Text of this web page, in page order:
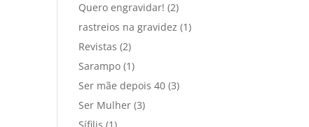
Quero engravidar! (2)
rastreios na gravidez (1)
Revistas (2)
Sarampo (1)
Ser mãe depois 40 (3)
Ser Mulher (3)